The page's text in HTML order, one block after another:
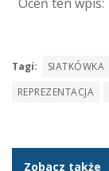
Tagi: SIATKÓWKA
REPREZENTACJA
Zobacz także